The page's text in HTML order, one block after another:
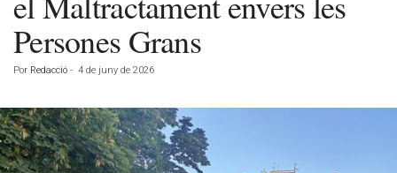
Persones Grans
Por Redacció - 4 de juny de 2026